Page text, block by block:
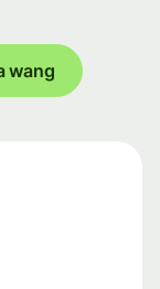
wang